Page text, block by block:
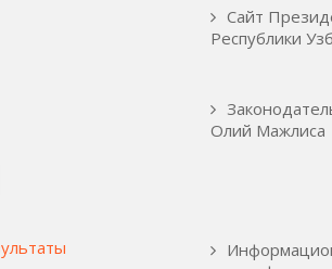
Сайт
Республики
Олий Мажлиса